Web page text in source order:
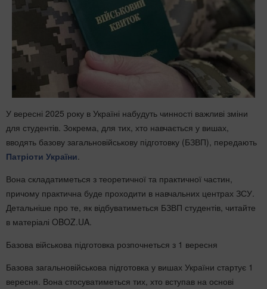
У вересні 2025 року в Україні набудуть чинності важливі зміни
для студентів. Зокрема, для тих, хто навчається у вишах,
вводять базову загальновійськову підготовку (БЗВП), передають
Патріоти України.
Вона складатиметься з теоретичної та практичної частин,
причому практична буде проходити в навчальних центрах ЗСУ.
Детальніше про те, як відбуватиметься БЗВП студентів, читайте
в матеріалі OBOZ.UA.
Базова військова підготовка розпочнеться з 1 вересня
Базова загальновійськова підготовка у вишах України стартує 1
вересня. Вона стосуватиметься тих, хто вступав на основі